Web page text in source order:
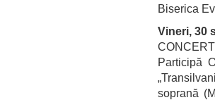
Biserica
Vineri, 30
Participă
soprană